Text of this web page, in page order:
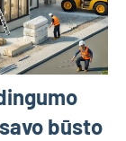
būsto